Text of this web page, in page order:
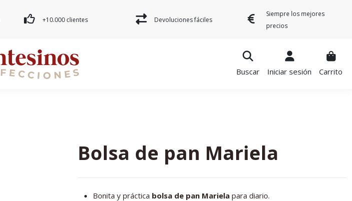
+10.000 clientes Devoluciones fáciles
Siempre los mejores
precios
Buscar Iniciar sesión Carrito
Bolsa de pan Mariela
Bonita y práctica bolsa de pan Mariela para diario.